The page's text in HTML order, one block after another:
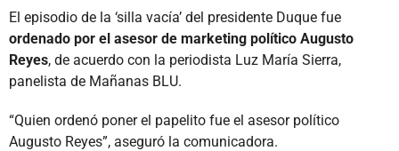
El episodio de la ‘silla vacía’ del presidente Duque fue
ordenado por el asesor de marketing político Augusto
Reyes, de acuerdo con la periodista Luz María Sierra,
panelista de Mañanas BLU.
“Quien ordenó poner el papelito fue el asesor político
Augusto Reyes”, aseguró la comunicadora.